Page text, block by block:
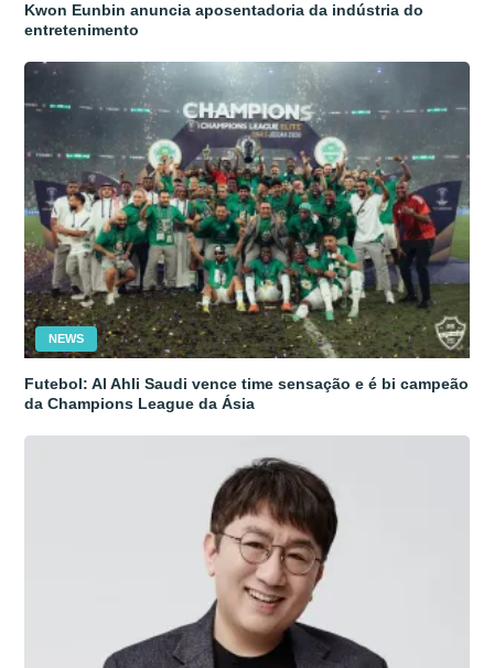
Kwon Eunbin anuncia aposentadoria da indústria do
entretenimento
NEWS
Futebol: Al Ahli Saudi vence time sensação e é bi campeão
da Champions League da Ásia